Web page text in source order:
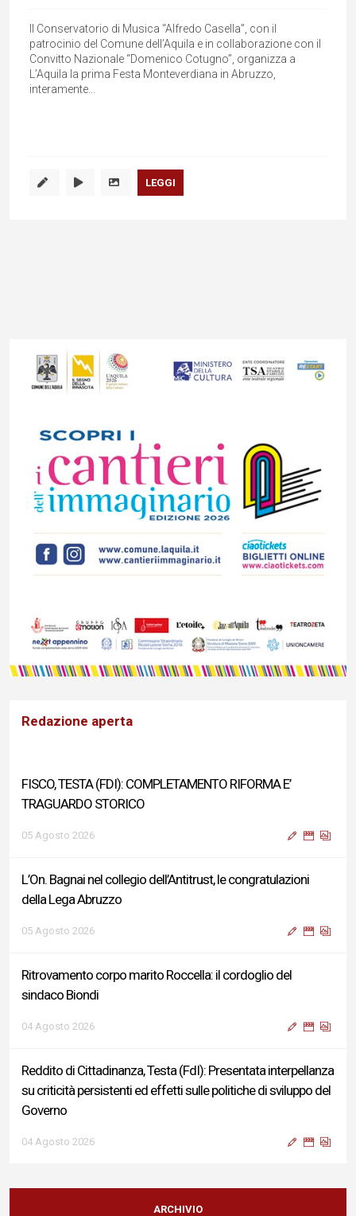
Il Conservatorio di Musica “Alfredo Casella”, con il
patrocinio del Comune dell’Aquila e in collaborazione con il
Convitto Nazionale “Domenico Cotugno”, organizza a
L’Aquila la prima Festa Monteverdiana in Abruzzo,
interamente...
LEGGI
Redazione aperta
FISCO, TESTA (FDI): COMPLETAMENTO RIFORMA E’
TRAGUARDO STORICO
05 Agosto 2026
L’On. Bagnai nel collegio dell’Antitrust, le congratulazioni
della Lega Abruzzo
05 Agosto 2026
Ritrovamento corpo marito Roccella: il cordoglio del
sindaco Biondi
04 Agosto 2026
Reddito di Cittadinanza, Testa (FdI): Presentata interpellanza
su criticità persistenti ed effetti sulle politiche di sviluppo del
Governo
04 Agosto 2026
Sigismondi, Liris e Testa: “Profondo cordoglio e vicinanza al
Ministro Roccella e alla sua famiglia”
ARCHIVIO